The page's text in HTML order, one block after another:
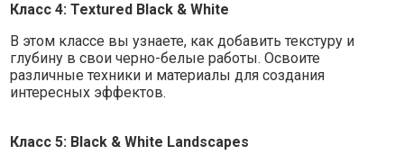
Класс 4: Textured Black & White
В этом классе вы узнаете, как добавить текстуру и
глубину в свои черно-белые работы. Освоите
различные техники и материалы для создания
интересных эффектов.
Класс 5: Black & White Landscapes